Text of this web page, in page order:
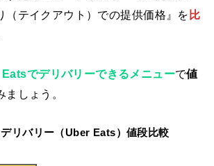
（テイクアウト）での提供価格』を 比
でデリバリーできるメニューで値
ましょう。
リバリー（Uber Eats）値段比較